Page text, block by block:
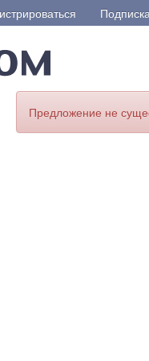
Предложение не